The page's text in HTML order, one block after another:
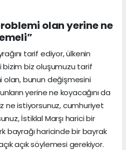
olan yerine ne
tarif ediyor, ülkenin
bizim biz oluşumuzu tarif
olan, bunun değişmesini
yerine ne koyacağını da
ne istiyorsunuz, cumhuriyet
İstiklal Marşı harici bir
bayrağı haricinde bir bayrak
açık söylemesi gerekiyor.